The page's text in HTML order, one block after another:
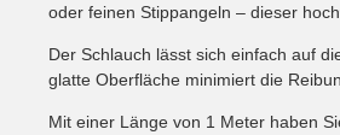
oder feinen Stippangeln – dieser
Der Schlauch lässt sich einfach auf
glatte Oberfläche minimiert die
Mit einer Länge von 1 Meter haben